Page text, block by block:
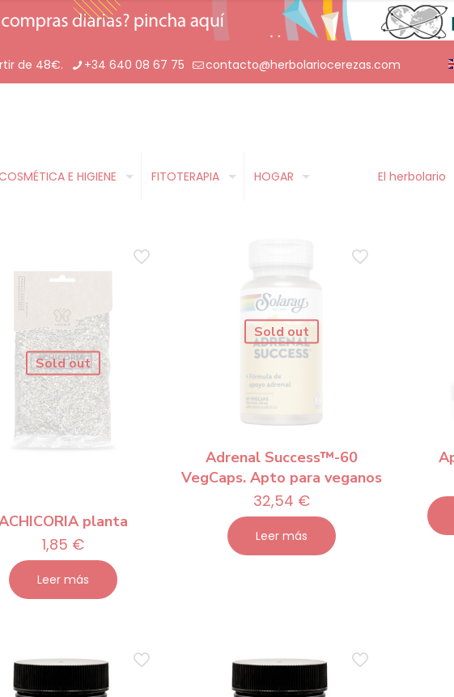
de 48€. +34 640 08 67 75 contacto@herbolariocerezas.com
E HIGIENE FITOTERAPIA HOGAR El herbolario
Sold out
planta
1,85 €
Leer más
Sold out
Adrenal Success™-60
VegCaps. Apto para veganos
32,54 €
Leer más